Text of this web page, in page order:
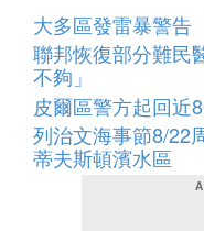
大多區發雷暴警
聯邦恢復部分難
不夠」
皮爾區警方起回
列治文海事節8/22
蒂夫斯頓濱水區